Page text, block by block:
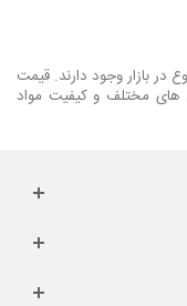
در بازار وجود دارند. قیمت
های مختلف و کیفیت مواد